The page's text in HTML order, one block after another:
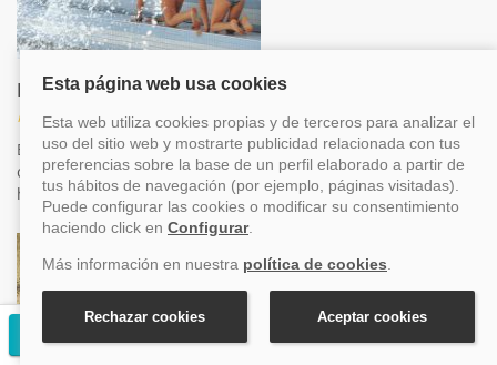
Piscinas niños
Niños
En la piscina para niños, los mas pequeños se darán un
chapuzón y se relacionarán con los demás niños, así también
harán amigos durante sus vacaciones y lo pasarán genial